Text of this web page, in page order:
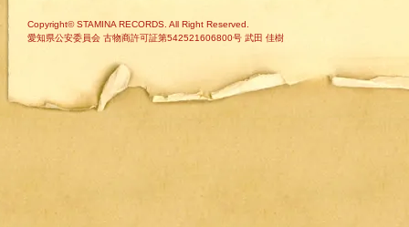
Copyright© STAMINA RECORDS. All Right Reserved.
愛知県公安委員会 古物商許可証第542521606800号 武田 佳樹